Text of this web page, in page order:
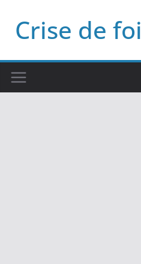
contenuCrise de foi